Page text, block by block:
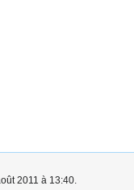
2011 à 13:40.